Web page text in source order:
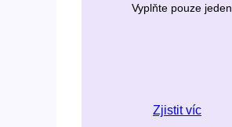
Vyplňte pouze
Zjistit víc